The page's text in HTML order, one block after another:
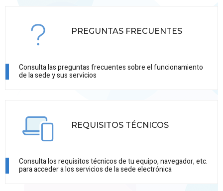
PREGUNTAS FRECUENTES
Consulta las preguntas frecuentes sobre el funcionamiento
de la sede y sus servicios
REQUISITOS TÉCNICOS
Consulta los requisitos técnicos de tu equipo, navegador, etc.
para acceder a los servicios de la sede electrónica